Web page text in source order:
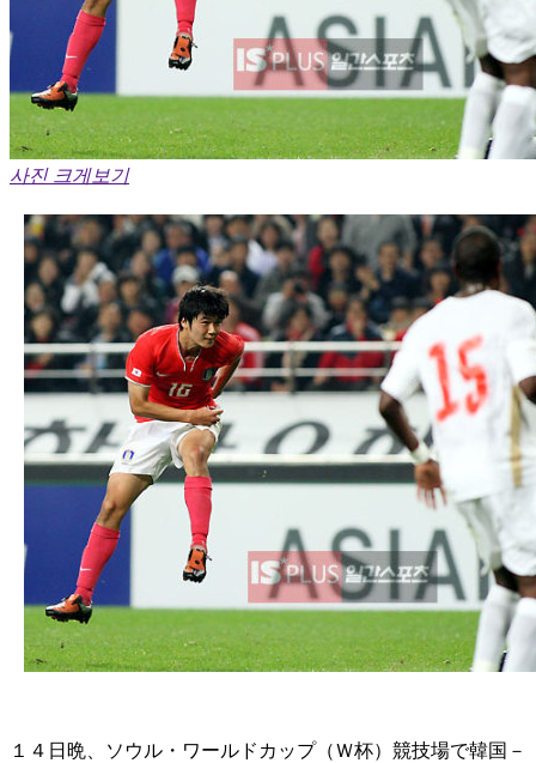
사진 크게보기
１４日晩、ソウル・ワールドカップ（Ｗ杯）競技場で韓国－